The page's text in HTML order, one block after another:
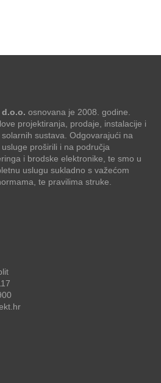
d.o.o. osnovana je 2008. godine.
projektiranja, prodaje, instalacije i
sustava. Odgovarajući na
proširili i na područja
i brodske elektronike, te smo u
uslugu sukladno s važećom
te pravilima struke.